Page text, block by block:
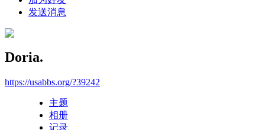
发送消息
Doria.
https://usabbs.org/?39242
主题
相册
记录